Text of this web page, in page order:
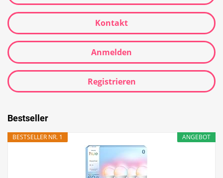
Kontakt
Anmelden
Registrieren
Bestseller
ANGEBOT
BESTSELLER NR. 1